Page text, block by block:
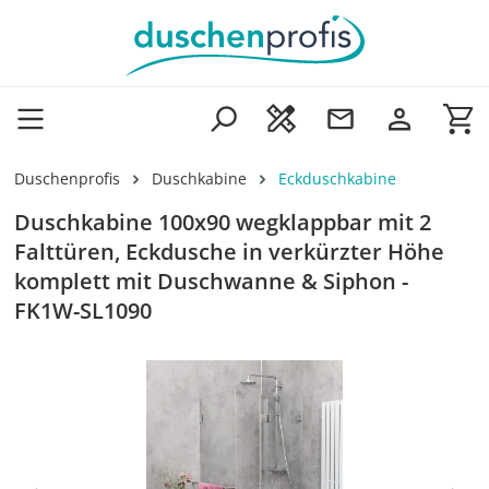
Zum Hauptinhalt springen
Duschenprofis Duschkabine Eckduschkabine
Duschkabine 100x90 wegklappbar mit 2
Falttüren, Eckdusche in verkürzter Höhe
komplett mit Duschwanne & Siphon -
FK1W-SL1090
Bildergalerie überspringen